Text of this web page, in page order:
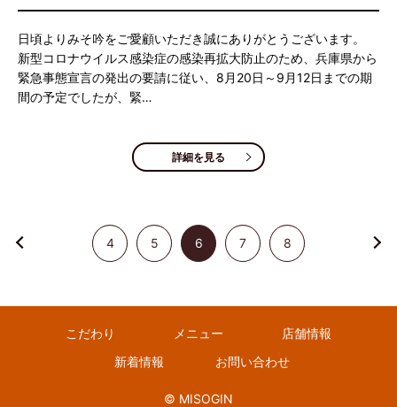
日頃よりみそ吟をご愛顧いただき誠にありがとうございます。
新型コロナウイルス感染症の感染再拡大防止のため、兵庫県から
緊急事態宣言の発出の要請に従い、8月20日～9月12日までの期
間の予定でしたが、緊…
詳細を見る
4 5 6 7 8
こだわり メニュー
店舗情報
新着情報
お問い合わせ
© MISOGIN